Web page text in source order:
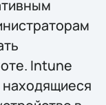
Intune
находящиеся